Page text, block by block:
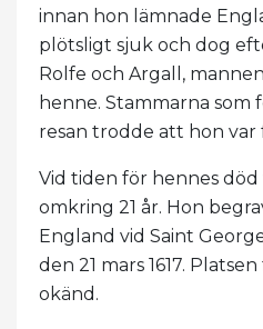
innan hon lämnade
plötsligt sjuk och dog
Rolfe och Argall,
henne. Stammarna som
resan trodde att hon var
Vid tiden för hennes död
omkring 21 år. Hon
England vid Saint
den 21 mars 1617.
okänd.